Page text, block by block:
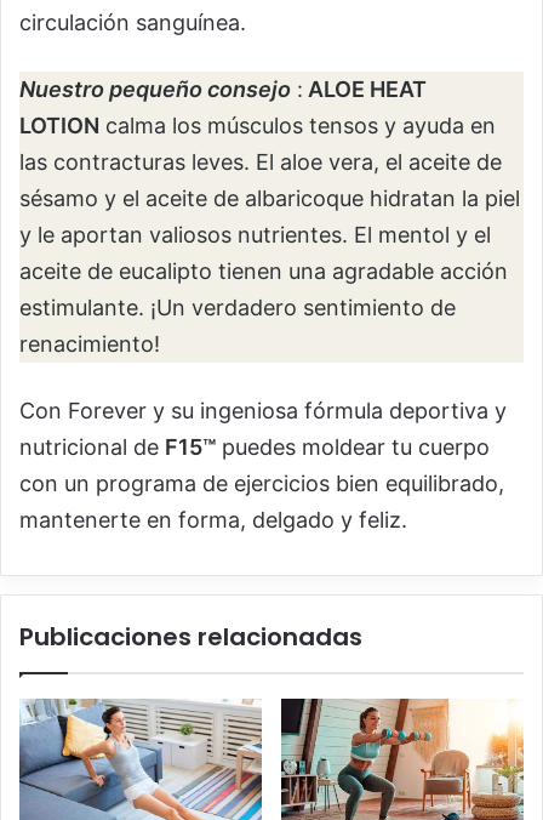
circulación sanguínea.
Nuestro pequeño consejo : ALOE HEAT
LOTION calma los músculos tensos y ayuda en
las contracturas leves. El aloe vera, el aceite de
sésamo y el aceite de albaricoque hidratan la piel
y le aportan valiosos nutrientes. El mentol y el
aceite de eucalipto tienen una agradable acción
estimulante. ¡Un verdadero sentimiento de
renacimiento!
Con Forever y su ingeniosa fórmula deportiva y
nutricional de F15™ puedes moldear tu cuerpo
con un programa de ejercicios bien equilibrado,
mantenerte en forma, delgado y feliz.
Publicaciones relacionadas